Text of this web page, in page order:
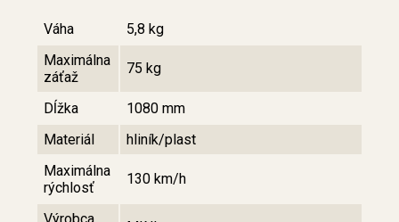
Váha
5,8 kg
Maximálna
záťaž
75 kg
Dĺžka
1080 mm
Materiál
hliník/plast
Maximálna
rýchlosť
130 km/h